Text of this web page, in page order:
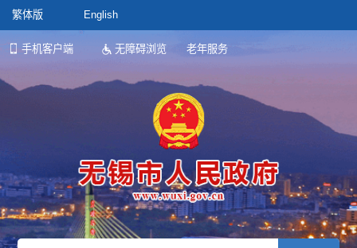
繁体版 English
手机客户端 无障碍浏览 老年服务